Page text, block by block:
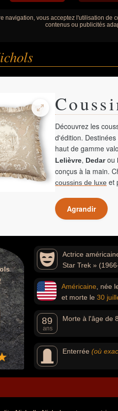
navigation, vous acceptez l'utilisation de
contenus ou publicités
Découvrez les
d'édition.
haut de gamme
Lelièvre, Dedarou
conçus à la main.
coussins de luxe et
Agrandir
Actrice
Star Trek »
Américaine , née
et morte le 30
89
ans
Morte à l'âge de
Enterrée (où